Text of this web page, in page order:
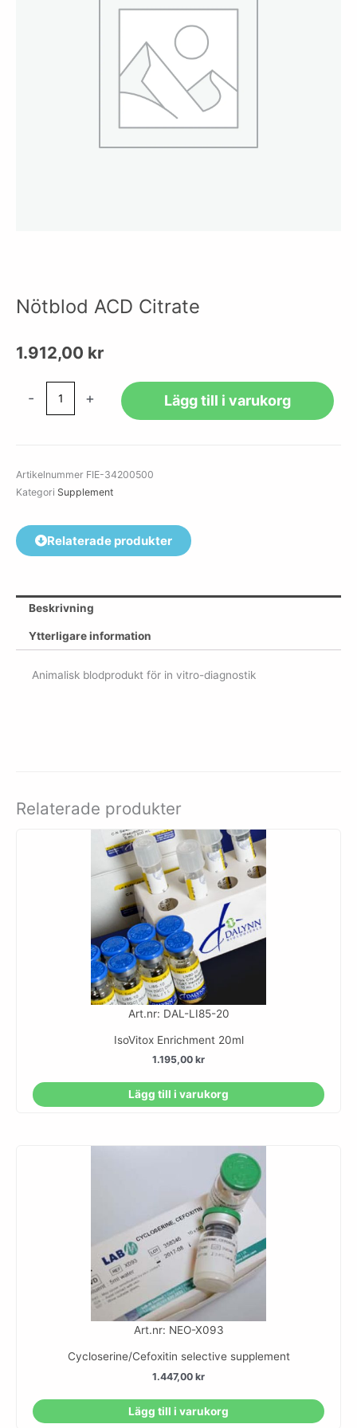
Nötblod ACD Citrate
1.912,00 kr
- + Lägg till i varukorg
Artikelnummer FIE-34200500
Kategori Supplement
Relaterade produkter
Beskrivning
Ytterligare information
Animalisk blodprodukt för in vitro-diagnostik
Relaterade produkter
Art.nr: DAL-LI85-20
IsoVitox Enrichment 20ml
1.195,00 kr
Lägg till i varukorg
Art.nr: NEO-X093
Cycloserine/Cefoxitin selective supplement
1.447,00 kr
Lägg till i varukorg